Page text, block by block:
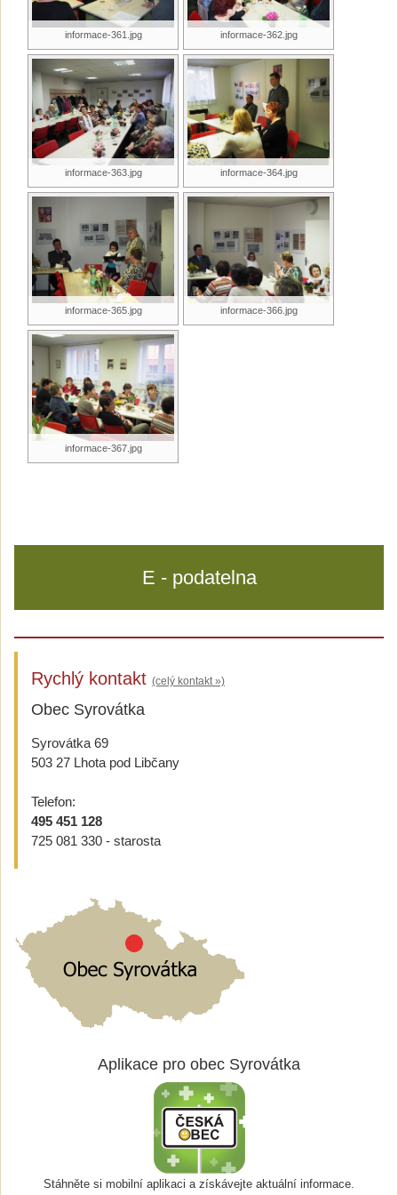
informace-361.jpg informace-362.jpg
informace-363.jpg informace-364.jpg
informace-365.jpg informace-366.jpg
informace-367.jpg
E - podatelna
Rychlý kontakt (celý kontakt »)
Obec Syrovátka
Syrovátka 69
503 27 Lhota pod Libčany
Telefon:
495 451 128
725 081 330 - starosta
Aplikace pro obec Syrovátka
Stáhněte si mobilní aplikaci a získávejte aktuální informace.